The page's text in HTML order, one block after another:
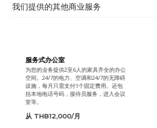
我们提供的其他商业服务
服务式办公室
为您的业务提供2至6人的家具齐全的办公
空间。24/7的电力、空调和24/7的无障碍
设施，每月只需支付1个固定费用。还包
括本地电话号码，接待员服务，进入会议
室等。
从 THB12,000/月